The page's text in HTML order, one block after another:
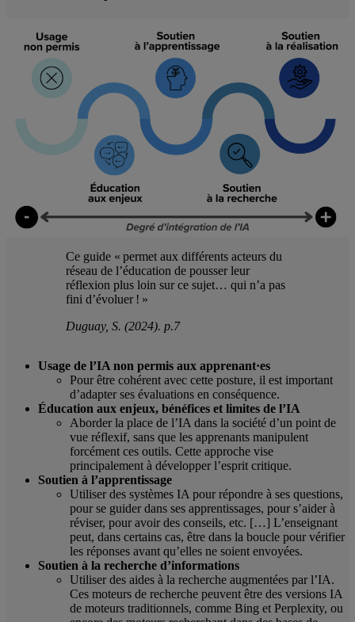
Ce guide « permet aux différents acteurs du
réseau de l’éducation de pousser leur
réflexion plus loin sur ce sujet… qui n’a pas
fini d’évoluer ! »
Duguay, S. (2024). p.7
Usage de l’IA non permis aux apprenant·es
Pour être cohérent avec cette posture, il est important
d’adapter ses évaluations en conséquence.
Éducation aux enjeux, bénéfices et limites de l’IA
Aborder la place de l’IA dans la société d’un point de
vue réflexif, sans que les apprenants manipulent
forcément ces outils. Cette approche vise
principalement à développer l’esprit critique.
Soutien à l’apprentissage
Utiliser des systèmes IA pour répondre à ses questions,
pour se guider dans ses apprentissages, pour s’aider à
réviser, pour avoir des conseils, etc. […] L’enseignant
peut, dans certains cas, être dans la boucle pour vérifier
les réponses avant qu’elles ne soient envoyées.
Soutien à la recherche d’informations
Utiliser des aides à la recherche augmentées par l’IA.
Ces moteurs de recherche peuvent être des versions IA
de moteurs traditionnels, comme Bing et Perplexity, ou